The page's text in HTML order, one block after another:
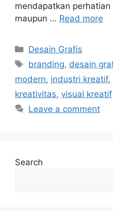
mendapatkan
maupun … Read more
Categories
Desain Grafis
Tags
branding, desain
modern, industri kreatif,
kreativitas, visual kreatif
Leave a comment
Search